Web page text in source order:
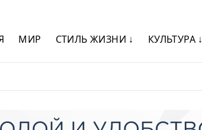
МИР СТИЛЬ ЖИЗНИ ↓ КУЛЬТУРА ↓